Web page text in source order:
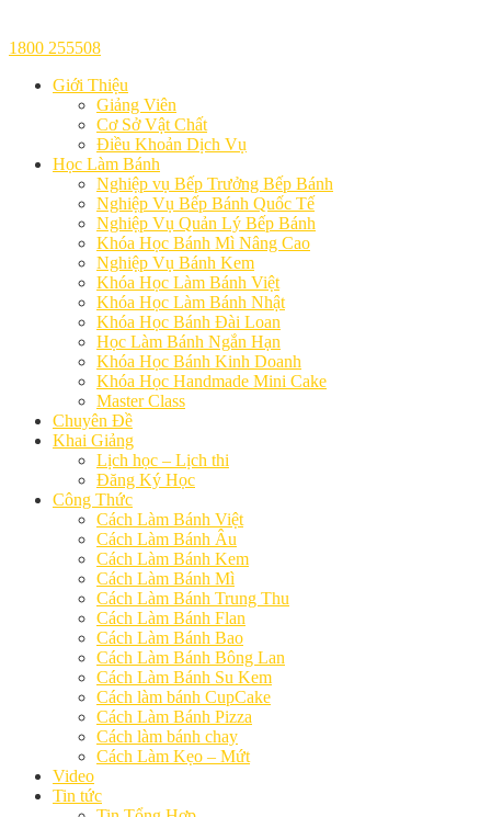
1800 255508
Giới Thiệu
Giảng Viên
Cơ Sở Vật Chất
Điều Khoản Dịch Vụ
Học Làm Bánh
Nghiệp vụ Bếp Trưởng Bếp Bánh
Nghiệp Vụ Bếp Bánh Quốc Tế
Nghiệp Vụ Quản Lý Bếp Bánh
Khóa Học Bánh Mì Nâng Cao
Nghiệp Vụ Bánh Kem
Khóa Học Làm Bánh Việt
Khóa Học Làm Bánh Nhật
Khóa Học Bánh Đài Loan
Học Làm Bánh Ngắn Hạn
Khóa Học Bánh Kinh Doanh
Khóa Học Handmade Mini Cake
Master Class
Chuyên Đề
Khai Giảng
Lịch học – Lịch thi
Đăng Ký Học
Công Thức
Cách Làm Bánh Việt
Cách Làm Bánh Âu
Cách Làm Bánh Kem
Cách Làm Bánh Mì
Cách Làm Bánh Trung Thu
Cách Làm Bánh Flan
Cách Làm Bánh Bao
Cách Làm Bánh Bông Lan
Cách Làm Bánh Su Kem
Cách làm bánh CupCake
Cách Làm Bánh Pizza
Cách làm bánh chay
Cách Làm Kẹo – Mứt
Video
Tin tức